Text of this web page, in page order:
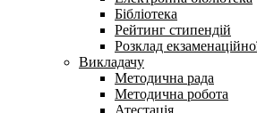
Бібліотека
Рейтинг стипендій
Розклад екзаменаційної
Викладачу
Методична рада
Методична робота
Атестація